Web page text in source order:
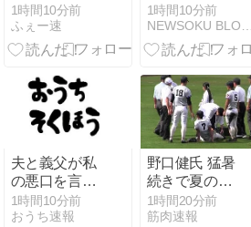
ンネル面白い
から観て」ワ
イ「…」
1時間10分前
ふぇー速
兆円要求へ 予
算案で膨張、
無人機・AI導
1時間10分前
夫と義父が私
の悪口を言っ
てた。訳あっ
て夫の食事の
1時間10分前
おうち速報
野口健氏 猛暑
続きで夏の甲
子園を危惧
「鍛え上げら
1時間20分前
筋肉速報